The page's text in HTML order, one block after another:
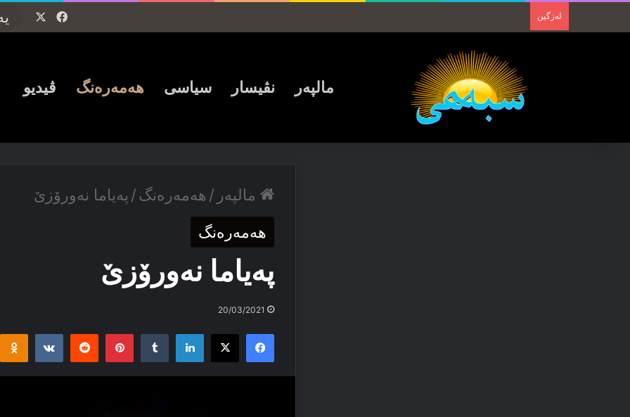
لەزگین Facebook
مالپەر نڤیسار سیاسی ھەمەرەنگ ڤیدیو
مالپەر / ھەمەرەنگ/ پەیاما نەورۆزێ
ھەمەرەنگ
پەیاما نەورۆزێ
20/03/2021
Facebook
X
LinkedIn
Tumblr
Pinterest
Reddit